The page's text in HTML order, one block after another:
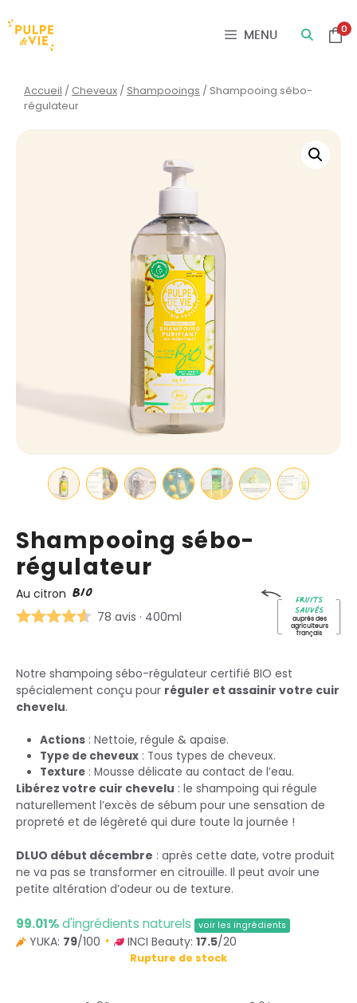
0
MENU
Accueil / Cheveux / Shampooings / Shampooing sébo-
régulateur
Shampooing sébo-
régulateur
Au citron BIO Fruits
sauvés
auprès des
agriculteurs
français
78 avis · 400ml
Notre shampoing sébo-régulateur certifié BIO est
spécialement conçu pour réguler et assainir votre cuir
chevelu.
Actions : Nettoie, régule & apaise.
Type de cheveux : Tous types de cheveux.
Texture : Mousse délicate au contact de l’eau.
Libérez votre cuir chevelu : le shampoing qui régule
naturellement l’excès de sébum pour une sensation de
propreté et de légèreté qui dure toute la journée !
DLUO début décembre : après cette date, votre produit
ne va pas se transformer en citrouille. Il peut avoir une
petite altération d’odeur ou de texture.
99.01%d'ingrédients naturels voir les ingrédients
YUKA: 79/100 INCI Beauty: 17.5/20
Rupture de stock